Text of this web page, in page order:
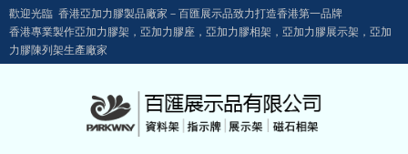
歡迎光臨 香港亞加力膠製品廠家－百匯展示品致力打造香港第一品牌
香港專業製作亞加力膠架，亞加力膠座，亞加力膠相架，亞加力膠展示架，亞加
力膠陳列架生產廠家